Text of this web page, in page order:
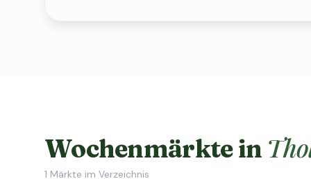
Wochenmärkte in
1 Märkte im Verzeichnis